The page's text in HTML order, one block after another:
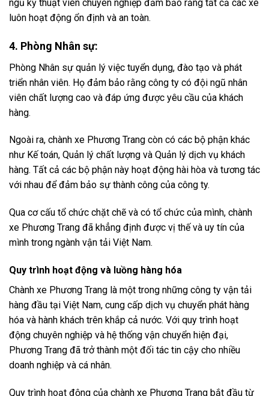
ngũ kỹ thuật viên chuyên nghiệp đảm bảo rằng tất cả các xe
luôn hoạt động ổn định và an toàn.
4. Phòng Nhân sự:
Phòng Nhân sự quản lý việc tuyển dụng, đào tạo và phát
triển nhân viên. Họ đảm bảo rằng công ty có đội ngũ nhân
viên chất lượng cao và đáp ứng được yêu cầu của khách
hàng.
Ngoài ra, chành xe Phương Trang còn có các bộ phận khác
như Kế toán, Quản lý chất lượng và Quản lý dịch vụ khách
hàng. Tất cả các bộ phận này hoạt động hài hòa và tương tác
với nhau để đảm bảo sự thành công của công ty.
Qua cơ cấu tổ chức chặt chẽ và có tổ chức của mình, chành
xe Phương Trang đã khẳng định được vị thế và uy tín của
mình trong ngành vận tải Việt Nam.
Quy trình hoạt động và luồng hàng hóa
Chành xe Phương Trang là một trong những công ty vận tải
hàng đầu tại Việt Nam, cung cấp dịch vụ chuyển phát hàng
hóa và hành khách trên khắp cả nước. Với quy trình hoạt
động chuyên nghiệp và hệ thống vận chuyển hiện đại,
Phương Trang đã trở thành một đối tác tin cậy cho nhiều
doanh nghiệp và cá nhân.
Quy trình hoạt động của chành xe Phương Trang bắt đầu từ